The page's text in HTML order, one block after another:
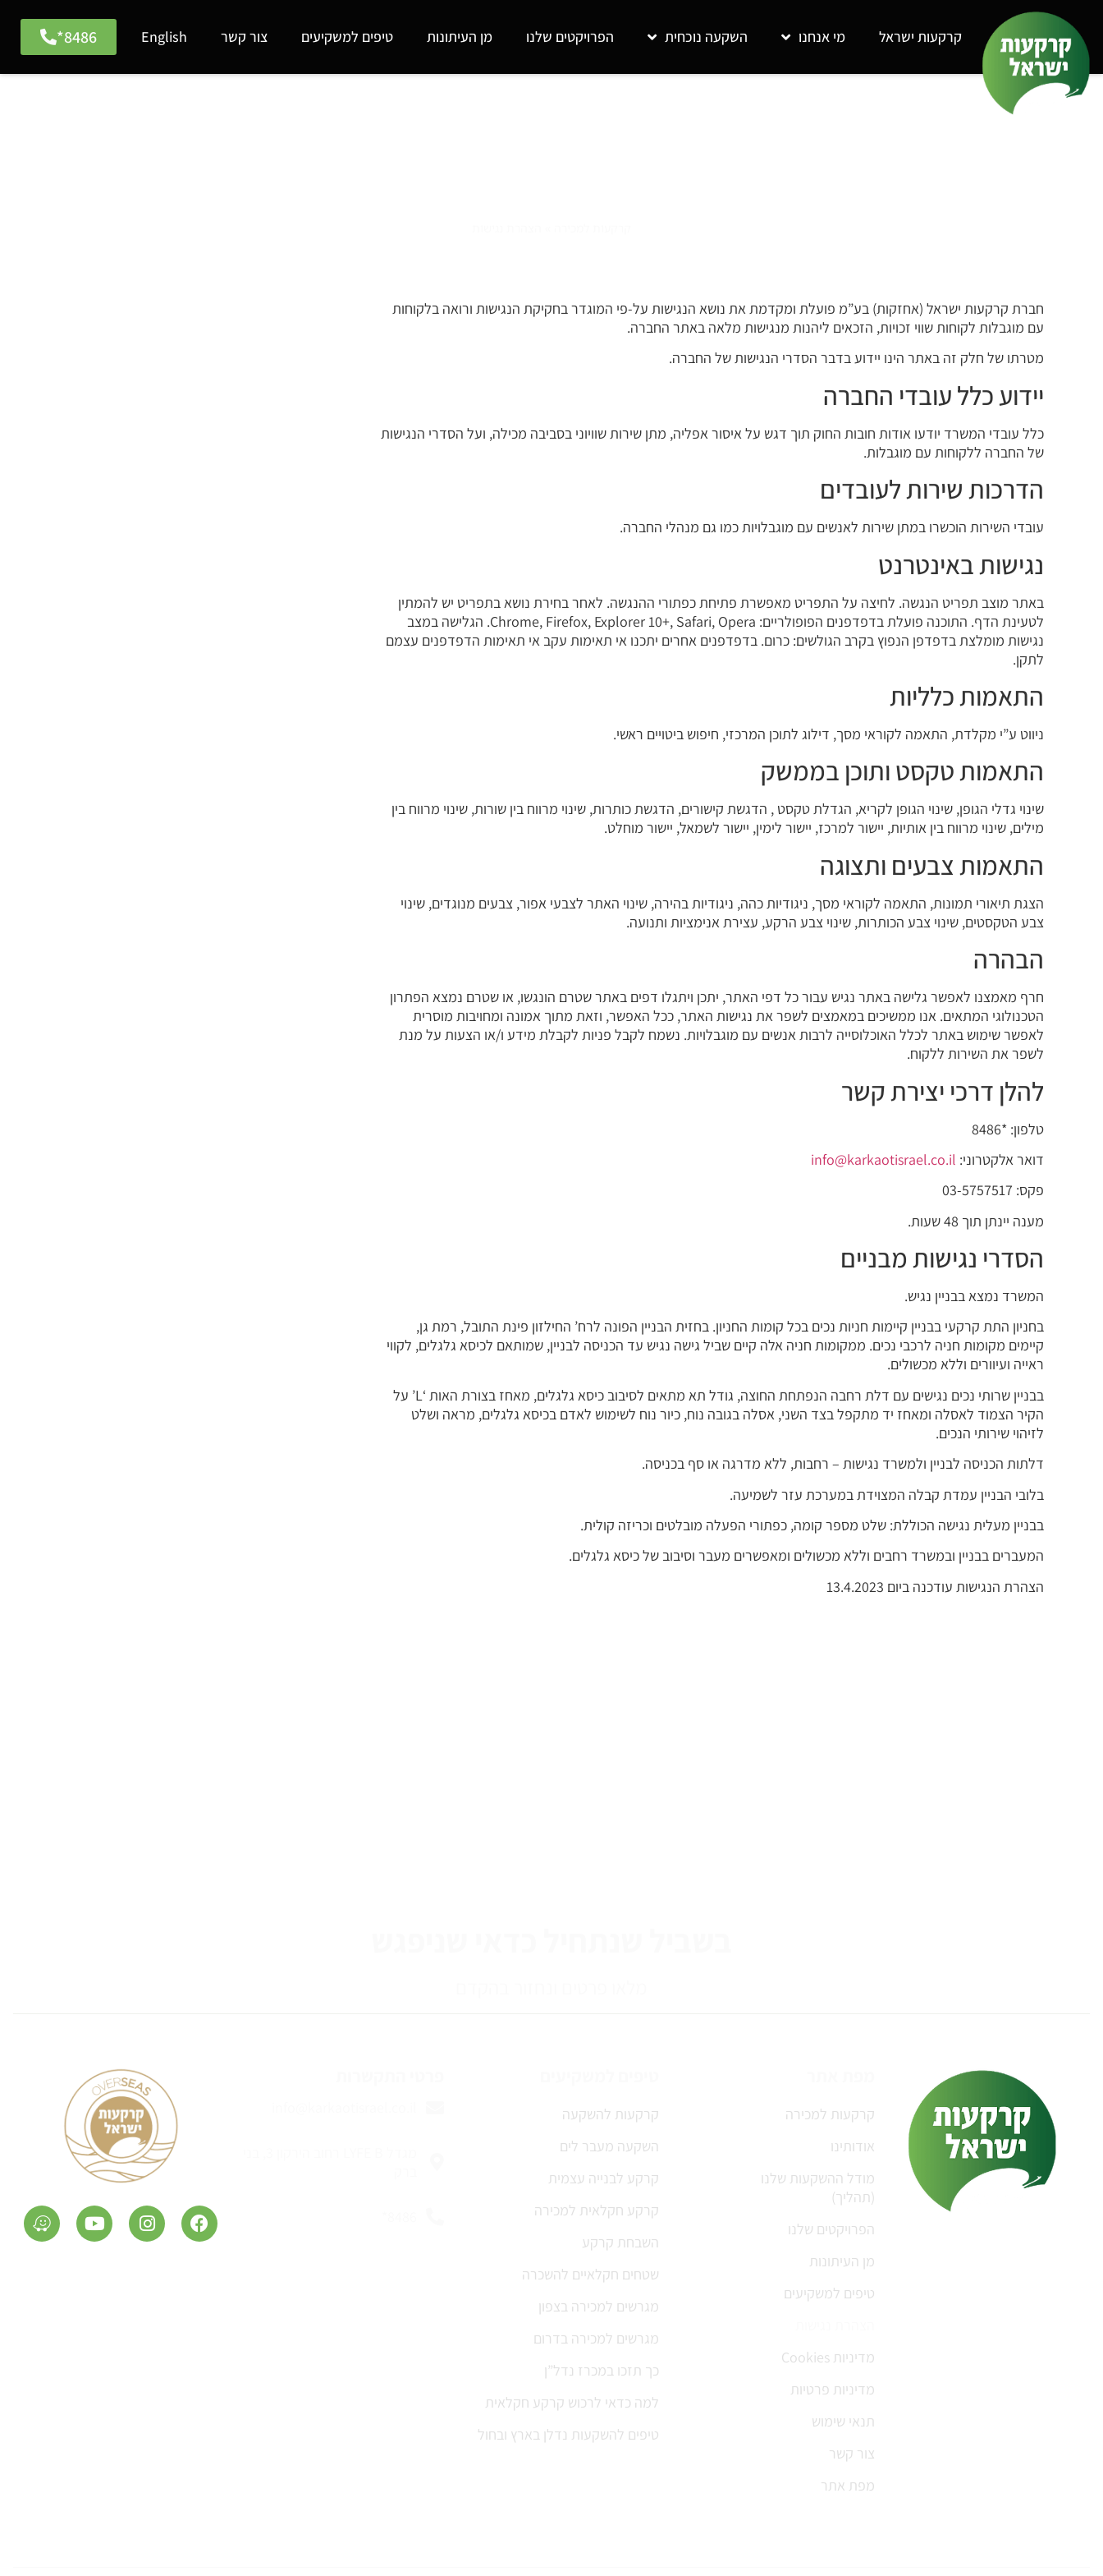
קרקעות ישראל מי אנחנו השקעה נוכחית הפרויקטים שלנו מן העיתונות טיפים למשקיעים צור קשר English
8486*
חברת קרקעות ישראל (אחזקות) בע”מ פועלת ומקדמת את נושא הנגישות על-פי המוגדר בחקיקת הנגישות ורואה בלקוחות
עם מוגבלות לקוחות שווי זכויות, הזכאים ליהנות מנגישות מלאה באתר החברה.
מטרתו של חלק זה באתר הינו יידוע בדבר הסדרי הנגישות של החברה.
יידוע כלל עובדי החברה
כלל עובדי המשרד יודעו אודות חובות החוק תוך דגש על איסור אפליה, מתן שירות שוויוני בסביבה מכילה, ועל הסדרי הנגישות
של החברה ללקוחות עם מוגבלות.
הדרכות שירות לעובדים
עובדי השירות הוכשרו במתן שירות לאנשים עם מוגבלויות כמו גם מנהלי החברה.
נגישות באינטרנט
באתר מוצב תפריט הנגשה. לחיצה על התפריט מאפשרת פתיחת כפתורי ההנגשה. לאחר בחירת נושא בתפריט יש להמתין
לטעינת הדף. התוכנה פועלת בדפדפנים הפופולריים: Chrome, Firefox, Explorer 10+, Safari, Opera. הגלישה במצב
נגישות מומלצת בדפדפן הנפוץ בקרב הגולשים: כרום. בדפדפנים אחרים יתכנו אי תאימות עקב אי תאימות הדפדפנים עצמם
לתקן.
התאמות כלליות
ניווט ע”י מקלדת, התאמה לקוראי מסך, דילוג לתוכן המרכזי, חיפוש ביטויים ראשי.
התאמות טקסט ותוכן בממשק
שינוי גדלי הגופן, שינוי הגופן לקריא, הגדלת טקסט , הדגשת קישורים, הדגשת כותרות, שינוי מרווח בין שורות, שינוי מרווח בין
מילים, שינוי מרווח בין אותיות, יישור למרכז, יישור לימין, יישור לשמאל, יישור מוחלט.
התאמות צבעים ותצוגה
הצגת תיאורי תמונות, התאמה לקוראי מסך, ניגודיות כהה, ניגודיות בהירה, שינוי האתר לצבעי אפור, צבעים מנוגדים, שינוי
צבע הטקסטים, שינוי צבע הכותרות, שינוי צבע הרקע, עצירת אנימציות ותנועה.
הבהרה
חרף מאמצנו לאפשר גלישה באתר נגיש עבור כל דפי האתר, יתכן ויתגלו דפים באתר שטרם הונגשו, או שטרם נמצא הפתרון
הטכנולוגי המתאים. אנו ממשיכים במאמצים לשפר את נגישות האתר, ככל האפשר, וזאת מתוך אמונה ומחויבות מוסרית
לאפשר שימוש באתר לכלל האוכלוסייה לרבות אנשים עם מוגבלויות. נשמח לקבל פניות לקבלת מידע ו/או הצעות על מנת
לשפר את השירות ללקוח.
להלן דרכי יצירת קשר
טלפון: *8486
דואר אלקטרוני: info@karkaotisrael.co.il
פקס: 03-5757517
מענה יינתן תוך 48 שעות.
הסדרי נגישות מבניים
המשרד נמצא בבניין נגיש.
בחניון התת קרקעי בבניין קיימות חניות נכים בכל קומות החניון. בחזית הבניין הפונה לרח’ החילזון פינת התובל, רמת גן,
קיימים מקומות חניה לרכבי נכים. ממקומות חניה אלה קיים שביל גישה נגיש עד הכניסה לבניין, שמותאם לכיסא גלגלים, לקווי
ראייה ועיוורים וללא מכשולים.
בבניין שרותי נכים נגישים עם דלת רחבה הנפתחת החוצה, גודל תא מתאים לסיבוב כיסא גלגלים, מאחז בצורת האות ‘L’ על
הקיר הצמוד לאסלה ומאחז יד מתקפל בצד השני, אסלה בגובה נוח, כיור נוח לשימוש לאדם בכיסא גלגלים, מראה ושלט
לזיהוי שירותי הנכים.
דלתות הכניסה לבניין ולמשרד נגישות – רחבות, ללא מדרגה או סף בכניסה.
בלובי הבניין עמדת קבלה המצוידת במערכת עזר לשמיעה.
בבניין מעלית נגישה הכוללת: שלט מספר קומה, כפתורי הפעלה מובלטים וכריזה קולית.
המעברים בבניין ובמשרד רחבים וללא מכשולים ומאפשרים מעבר וסיבוב של כיסא גלגלים.
הצהרת הנגישות עודכנה ביום 13.4.2023
קרקעות למכירה
אודותינו
מודל ההשקעות שלנו
(תהליך)
הפרויקטים שלנו
מן העיתונות
טיפים למשקיעים
מדיניות Cookies
מדיניות פרטיות
תנאי שימוש
צור קשר
מפת אתר
קרקעות להשקעה
השקעה מעבר לים
קרקע לבנייה עצמית
קרקע חקלאית למכירה
השבחת קרקע
שטחים חקלאיים להשכרה
מגרשים למכירה בצפון
מגרשים למכירה בדרום
כך תזכו במכרז נדל”ן
למה כדאי לרכוש קרקע חקלאית
טיפים להשקעות נדלן בארץ ובחול